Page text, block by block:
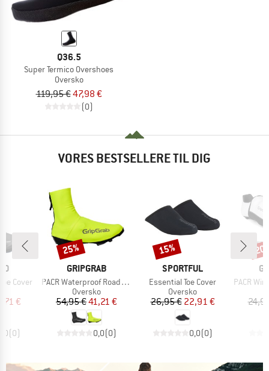
Q36.5
Super Termico Overshoes
Oversko
119,95 €47,98 €
(0)
VORES BESTSELLERE TIL DIG
Cover
pris
€
(0)
MÆRKE
GRIPGRAB
Artikel
PACR Waterproof Road Shoe Covers
Produktgruppe
Oversko
Pris
54,95 €Nedsat pris
41,21 €
0,0(0)
Rabat
25%
MÆRKE
SPORTFUL
Artikel
Essential Toe Cover
Produktgruppe
Oversko
Pris
26,95 €Nedsat pris
22,91 €
0,0(0)
Rabat
15%
Artikel
PACR